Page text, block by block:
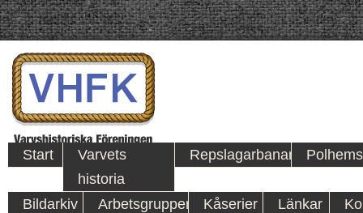
Start
Varvets
historia
Repslagarbanan
Bildarkiv Arbetsgrupper Kåserier Länkar